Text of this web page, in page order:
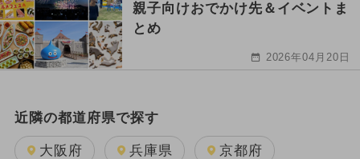
親子向けおでかけ先＆イベントま
とめ
2026年04月20日
近隣の都道府県で探す
大阪府 兵庫県 京都府